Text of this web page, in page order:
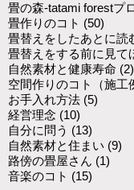
畳の森-tatami forestプ
畳作りのコト (50)
畳替えをしたあとに読
畳替えをする前に見て
自然素材と健康寿命 (2)
空間作りのコト（施工
お手入れ方法 (5)
経営理念 (10)
自分に問う (13)
自然素材と住まい (9)
路傍の畳屋さん (1)
音楽のコト (15)